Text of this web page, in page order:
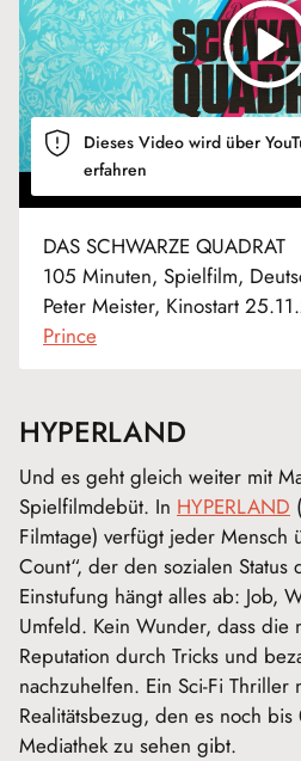
Dieses Video wird über
erfahren
DAS SCHWARZE QUADRAT
105 Minuten, Spielfilm,
Peter Meister, Kinostart
Prince
HYPERLAND
Und es geht gleich weiter mit
Spielfilmdebüt. In HYPERLAND
Filmtage) verfügt jeder Mensch
Count“, der den sozialen
Einstufung hängt alles ab: Job,
Umfeld. Kein Wunder, dass die
Reputation durch Tricks und
nachzuhelfen. Ein Sci-Fi Thriller
Realitätsbezug, den es noch
Mediathek zu sehen gibt.